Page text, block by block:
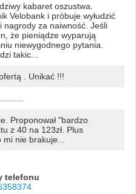
kabaret oszustwa.
Velobank i próbuje wyłudzić
nagrody za naiwność. Jeśli
że pieniądze wyparują
niewygodnego pytania.
takic...
. Unikać !!!
Proponował "bardzo
z 40 na 123zł. Plus
nie brakuje...
telefonu